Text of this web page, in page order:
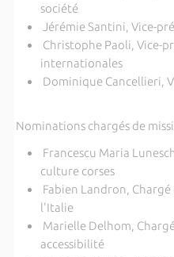
société
Jérémie Santini, Vice-
Christophe Paoli, Vice-
internationales
Dominique Cancellieri,
Nominations chargés de
Francescu Maria
culture corses
Fabien Landron,
l'Italie
Marielle Delhom,
accessibilité